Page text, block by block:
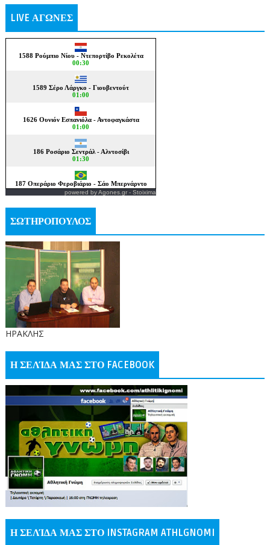
LIVE ΑΓΩΝΕΣ
powered byAgones.gr- Stoixima
ΣΩΤΗΡΟΠΟΥΛΟΣ
ΗΡΑΚΛΗΣ
Η ΣΕΛΊΔΑ ΜΑΣ ΣΤΟ FACEBOOK
Η ΣΕΛΊΔΑ ΜΑΣ ΣΤΟ INSTAGRAM ATHLGNOMI